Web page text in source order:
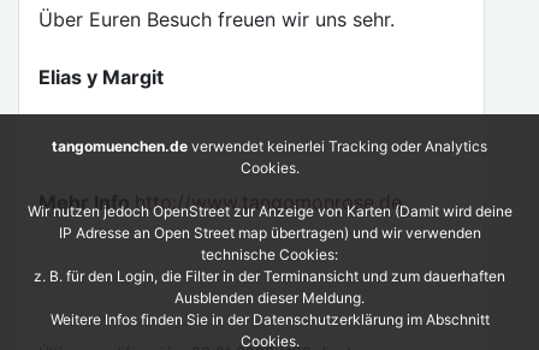
Über Euren Besuch freuen wir uns sehr.
Elias y Margit
Mehr Info http://www.tangomonrose.de
tangomuenchen.de verwendet keinerlei Tracking oder Analytics
Cookies.
Wir nutzen jedoch OpenStreet zur Anzeige von Karten (Damit wird deine
IP Adresse an Open Street map übertragen) und wir verwenden
technische Cookies:
z. B. für den Login, die Filter in der Terminansicht und zum dauerhaften
Ausblenden dieser Meldung.
Weitere Infos finden Sie in der Datenschutzerklärung im Abschnitt
Cookies.